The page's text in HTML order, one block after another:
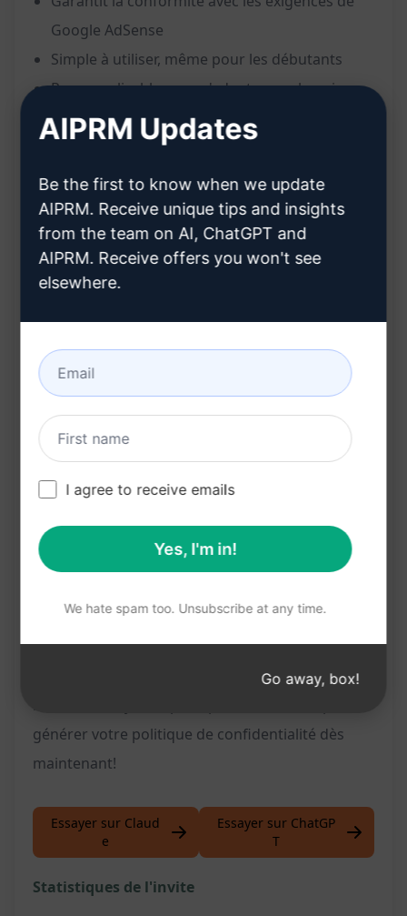
Google AdSense
Simple à utiliser, même pour les débutants
Personnalisable pour s'adapter aux besoins
spécifiques de votre site
Économise du temps et des efforts dans la
rédaction manuelle d'une politique de
confidentialité
en particulier pour Google AdSense
Réduit les risques juridiques potentiels liés à
une politique de confidentialité incorrecte
Offre une solution pratique et fiable pour les
propriétaires de sites web de toutes tailles
rapidement une politique de confidentialité
adaptée à votre site web, vous permettant de
respecter les normes de Google AdSense et de
de confidentialité. C'est l'outil parfait pour
simplifier un processus souvent fastidieux et
crucial pour tout site web en ligne. Cliquez sur le
bouton "Essayez ce prompt sur ChatGPT" pour
générer votre politique de confidentialité dès
maintenant!
Essayer sur Claud
e
Essayer sur ChatGP
T
Statistiques de l'invite
AIPRM Updates
Be the first to know when we update
AIPRM. Receive unique tips and insights
from the team on AI, ChatGPT and
AIPRM. Receive offers you won't see
elsewhere.
I agree to receive emails
Yes, I'm in!
We hate spam too. Unsubscribe at any time.
Go away, box!